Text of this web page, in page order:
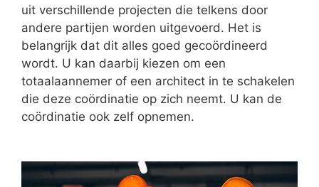
uit verschillende projecten die telkens door
andere partijen worden uitgevoerd. Het is
belangrijk dat dit alles goed gecoördineerd
wordt. U kan daarbij kiezen om een
totaalaannemer of een architect in te schakelen
die deze coördinatie op zich neemt. U kan de
coördinatie ook zelf opnemen.